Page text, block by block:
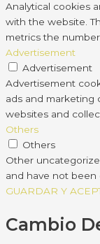
Analytical cookies
with the website.
metrics the
Advertisement
Advertisement
Advertisement
ads and marketing
websites and
Others
Others
Other
and have not been
GUARDAR Y
Cambio